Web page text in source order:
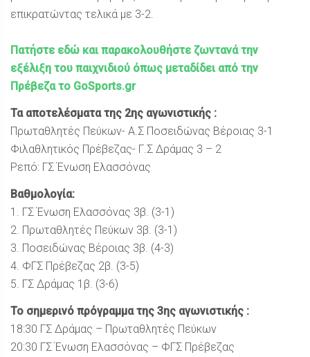
επικρατώντας τελικά με 3-2.
Πατήστε εδώ και παρακολουθήστε ζωντανά την
εξέλιξη του παιχνιδιού όπως μεταδίδει από την
Πρέβεζα το GoSports.gr
Τα αποτελέσματα της 2ης αγωνιστικής :
Πρωταθλητές Πεύκων- Α.Σ Ποσειδώνας Βέροιας 3-1
Φιλαθλητικός Πρέβεζας- Γ.Σ Δράμας 3 – 2
Ρεπό: ΓΣ Ένωση Ελασσόνας
Βαθμολογία:
1. ΓΣ Ένωση Ελασσόνας 3β. (3-1)
2. Πρωταθλητές Πεύκων 3β. (3-1)
3. Ποσειδώνας Βέροιας 3β. (4-3)
4. ΦΓΣ Πρέβεζας 2β. (3-5)
5. ΓΣ Δράμας 1β. (3-6)
Το σημερινό πρόγραμμα της 3ης αγωνιστικής :
18:30 ΓΣ Δράμας – Πρωταθλητές Πεύκων
20:30 ΓΣ Ένωση Ελασσόνας – ΦΓΣ Πρέβεζας